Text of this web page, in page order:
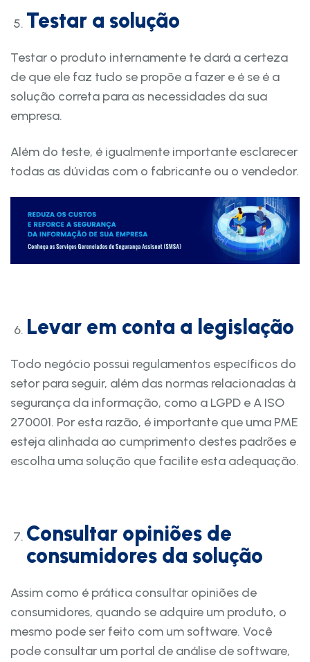
Testar a solução
Testar o produto internamente te dará a certeza
de que ele faz tudo se propõe a fazer e é se é a
solução correta para as necessidades da sua
empresa.
Além do teste, é igualmente importante esclarecer
todas as dúvidas com o fabricante ou o vendedor.
Levar em conta a legislação
Todo negócio possui regulamentos específicos do
setor para seguir, além das normas relacionadas à
segurança da informação, como a LGPD e A ISO
270001. Por esta razão, é importante que uma PME
esteja alinhada ao cumprimento destes padrões e
escolha uma solução que facilite esta adequação.
Consultar opiniões de
consumidores da solução
Assim como é prática consultar opiniões de
consumidores, quando se adquire um produto, o
mesmo pode ser feito com um software. Você
pode consultar um portal de análise de software,